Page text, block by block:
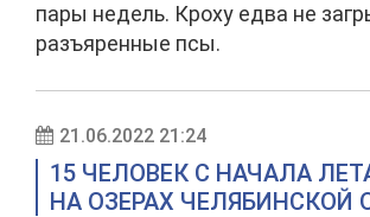
пары недель. Кроху едва не
разъяренные псы.
21.06.2022 21:24
15 ЧЕЛОВЕК С НАЧАЛА
НА ОЗЕРАХ ЧЕЛЯБИНСКОЙ